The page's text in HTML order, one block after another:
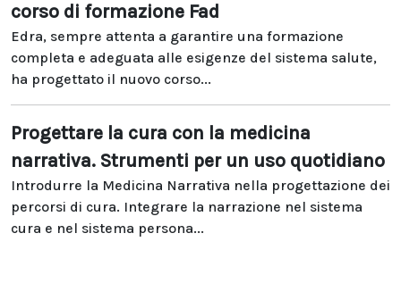
corso di formazione Fad
Edra, sempre attenta a garantire una formazione
completa e adeguata alle esigenze del sistema salute,
ha progettato il nuovo corso...
Progettare la cura con la medicina
narrativa. Strumenti per un uso quotidiano
Introdurre la Medicina Narrativa nella progettazione dei
percorsi di cura. Integrare la narrazione nel sistema
cura e nel sistema persona...